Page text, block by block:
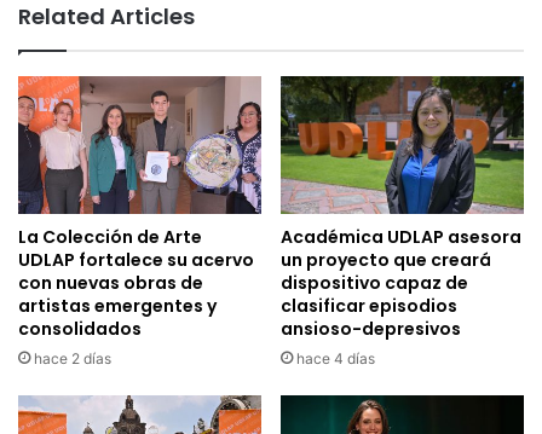
Related Articles
La Colección de Arte
UDLAP fortalece su acervo
con nuevas obras de
artistas emergentes y
consolidados
hace 2 días
Académica UDLAP asesora
un proyecto que creará
dispositivo capaz de
clasificar episodios
ansioso-depresivos
hace 4 días